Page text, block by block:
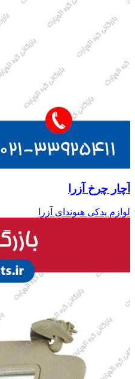
آچار چرخ آزرا
لوازم یدکی هیوندای آزرا